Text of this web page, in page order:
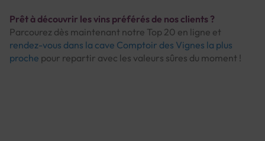
Prêt à découvrir les vins préférés de nos clients ?
Parcourez dès maintenant notre Top 20 en ligne et
rendez-vous dans la cave Comptoir des Vignes la plus
proche pour repartir avec les valeurs sûres du moment !